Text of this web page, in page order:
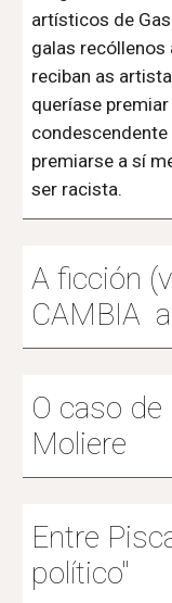
artísticos de
galas recóllenos
reciban as
queríase
premiarse a sí
ser racista.
A ficción (
CAMBIA
O caso de
Moliere
Entre
político"